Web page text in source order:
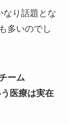
なり話題とな
多いのでし
ーム
医療は実在